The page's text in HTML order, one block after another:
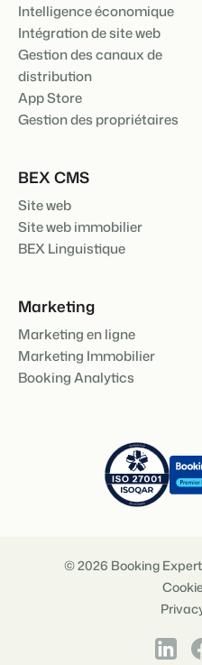
Intelligence économique
Intégration de site web
Gestion des canaux de
distribution
App Store
Gestion des propriétaires
BEX CMS
Site web
Site web immobilier
BEX Linguistique
Marketing
Marketing en ligne
Marketing Immobilier
Booking Analytics
© 2026 Booking